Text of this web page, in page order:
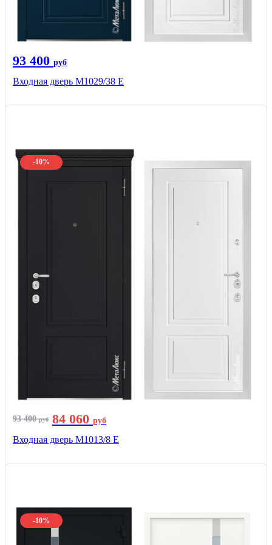
93 400 руб
Входная дверь М1029/38 E
-10%
93 400руб 84 060 руб
Входная дверь М1013/8 E
-10%